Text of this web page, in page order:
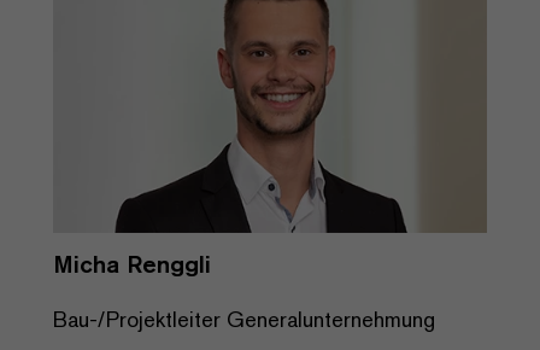
Micha Renggli
Bau-/Projektleiter Generalunternehmung